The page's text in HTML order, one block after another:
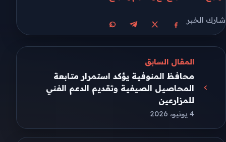
شارك الخبر
مشاركة على فيسبوك
مشاركة على Xمشاركة على تيليجرام
مشاركة على واتساب
المقال السابق
محافظ المنوفية يؤكد استمرار متابعة
المحاصيل الصيفية وتقديم الدعم الفني
للمزارعين
4 يونيو، 2026